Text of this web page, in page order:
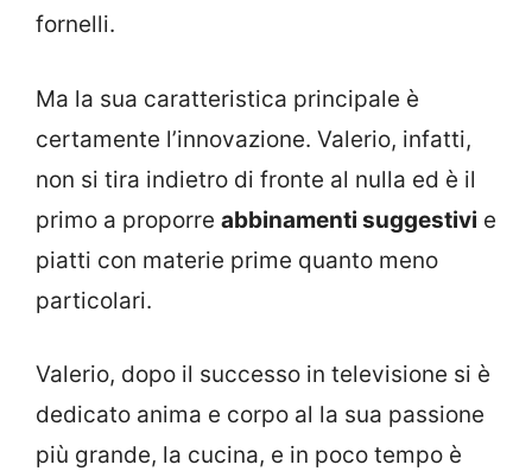
fornelli.
Ma la sua caratteristica principale è
certamente l’innovazione. Valerio, infatti,
non si tira indietro di fronte al nulla ed è il
primo a proporre abbinamenti suggestivi e
piatti con materie prime quanto meno
particolari.
Valerio, dopo il successo in televisione si è
dedicato anima e corpo al la sua passione
più grande, la cucina, e in poco tempo è